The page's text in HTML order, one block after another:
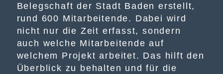
Belegschaft der Stadt Baden erstellt,
rund 600 Mitarbeitende. Dabei wird
nicht nur die Zeit erfasst, sondern
auch welche Mitarbeitende auf
welchem Projekt arbeitet. Das hilft den
Überblick zu behalten und für die